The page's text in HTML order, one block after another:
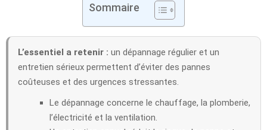
Sommaire
L’essentiel a retenir : un dépannage régulier et un
entretien sérieux permettent d’éviter des pannes
coûteuses et des urgences stressantes.
Le dépannage concerne le chauffage, la plomberie,
l’électricité et la ventilation.